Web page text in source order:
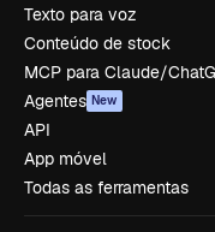
Texto para voz
Conteúdo de stock
MCP para Claude/
Agentes New
API
App móvel
Todas as ferramentas